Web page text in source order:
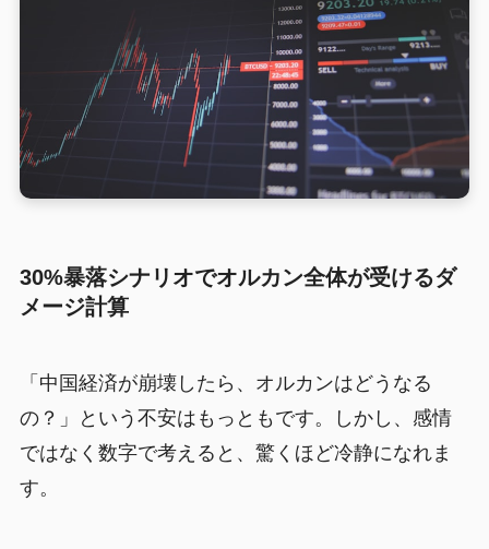
30%暴落シナリオでオルカン全体が受けるダ
メージ計算
「中国経済が崩壊したら、オルカンはどうなる
の？」という不安はもっともです。しかし、感情
ではなく数字で考えると、驚くほど冷静になれま
す。